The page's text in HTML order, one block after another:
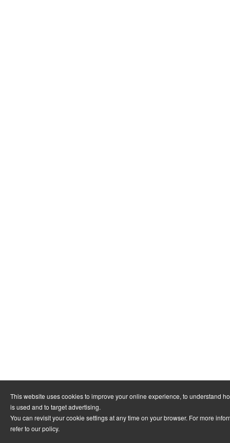
This website uses cookies to improve your online experience, to understand
is used and to target advertising.
You can revisit your cookie settings at any time on your browser. For more
refer to our policy.